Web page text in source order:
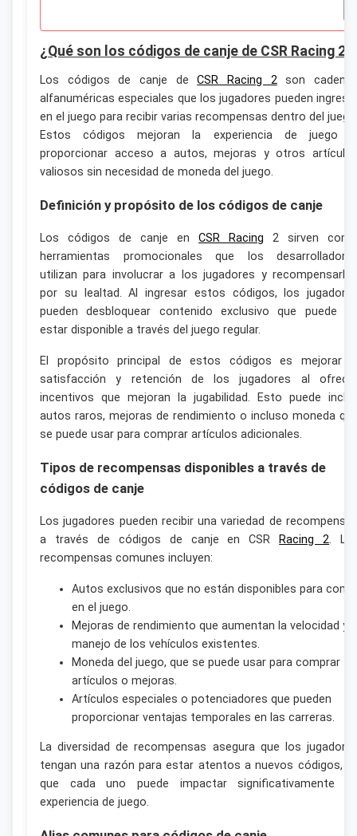
¿Qué son los códigos de canje de CSR Racing 2?
Los códigos de canje deCSR Racing 2son
alfanuméricas especiales que los jugadores pueden
en el juego para recibir varias recompensas dentro del
Estos códigos mejoran la experiencia de juego
proporcionar acceso a autos, mejoras y otros
valiosos sin necesidad de moneda del juego.
Definición y propósito de los códigos de canje
Los códigos de canje en CSR Racing 2 sirven
herramientas promocionales que los
utilizan para involucrar a los jugadores y
por su lealtad. Al ingresar estos códigos, los
pueden desbloquear contenido exclusivo que puede
estar disponible a través del juego regular.
El propósito principal de estos códigos es mejorar
satisfacción y retención de los jugadores al
incentivos que mejoran la jugabilidad. Esto puede
autos raros, mejoras de rendimiento o incluso moneda
se puede usar para comprar artículos adicionales.
Tipos de recompensas disponibles a través de
códigos de canje
Los jugadores pueden recibir una variedad de
a través de códigos de canje en CSR
Racing 2.
recompensas comunes incluyen:
Autos exclusivos que no están disponibles para
en el juego.
Mejoras de rendimiento que aumentan la velocidad y
manejo de los vehículos existentes.
Moneda del juego, que se puede usar para comprar
artículos o mejoras.
Artículos especiales o potenciadores que pueden
proporcionar ventajas temporales en las carreras.
La diversidad de recompensas asegura que los
tengan una razón para estar atentos a nuevos códigos,
que cada uno puede impactar significativamente
experiencia de juego.